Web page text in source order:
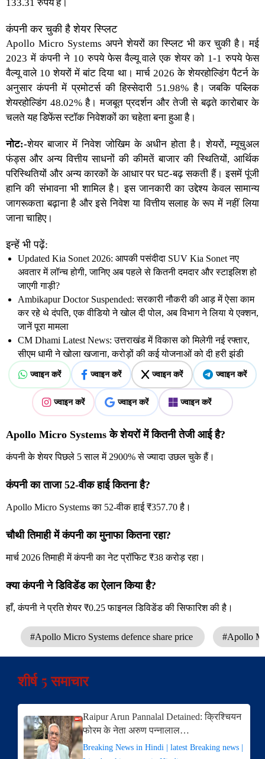
133.31 रुपये है।
कंपनी कर चुकी है शेयर स्प्लिट
Apollo Micro Systems अपने शेयरोंकास्प्लिट भी कर चुकी है। मई
2023 में कंपनी ने 10 रुपये फेस वैल्यू वाले एक शेयर को 1-1 रुपये फेस
वैल्यू वाले 10 शेयरों में बांट दिया था। मार्च 2026 के शेयरहोल्डिंग पैटर्न के
अनुसार कंपनी में प्रमोटर्स की हिस्सेदारी 51.98% है। जबकि पब्लिक
शेयरहोल्डिंग 48.02% है। मजबूत प्रदर्शन और तेजी से बढ़ते कारोबार के
चलते यहडिफेंस स्टॉकनिवेशकों का चहेता बना हुआ है।
नोट:-शेयर बाजारमें निवेश जोखिम के अधीन होता है। शेयरों, म्यूचुअल
फंड्स और अन्य वित्तीय साधनों की कीमतें बाजार की स्थितियों, आर्थिक
परिस्थितियों और अन्य कारकों के आधार पर घट-बढ़ सकती हैं। इसमें पूंजी
हानि की संभावना भी शामिल है। इस जानकारी का उद्देश्य केवल सामान्य
जागरूकता बढ़ाना है और इसे निवेश या वित्तीय सलाह के रूप में नहीं लिया
जाना चाहिए।
इन्हें भी पढ़ें:
Updated Kia Sonet 2026: आपकी पसंदीदा SUV Kia Sonet नए
अवतार में लॉन्च होगी, जानिए अब पहले से कितनी दमदार और स्टाइलिश हो
जाएगी गाड़ी?
Ambikapur Doctor Suspended: सरकारी नौकरी की आड़ में ऐसा काम
कर रहे थे दंपति, एक वीडियो ने खोल दी पोल, अब विभाग ने लिया ये एक्शन,
जानें पूरा मामला
CM Dhami Latest News: उत्तराखंड में विकास को मिलेगी नई रफ्तार,
सीएम धामी ने खोला खजाना, करोड़ों की कई योजनाओं को दी हरी झंडी
ज्वाइन करें ज्वाइन करें ज्वाइन करें ज्वाइन करें
ज्वाइन करें ज्वाइन करें ज्वाइन करें
Apollo Micro Systems के शेयरों में कितनी तेजी आई है?
कंपनी के शेयर पिछले 5 साल में 2900% से ज्यादा उछल चुके हैं।
कंपनी का ताजा 52-वीक हाई कितना है?
Apollo Micro Systems का 52-वीक हाई ₹357.70 है।
चौथी तिमाही में कंपनी का मुनाफा कितना रहा?
मार्च 2026 तिमाही में कंपनी का नेट प्रॉफिट ₹38 करोड़ रहा।
क्या कंपनी ने डिविडेंड का ऐलान किया है?
हाँ, कंपनी ने प्रति शेयर ₹0.25 फाइनल डिविडेंड की सिफारिश की है।
#Apollo Micro Systems defence share price #Apollo
शीर्ष 5 समाचार
Raipur Arun Pannalal Detained: क्रिश्चियन
फोरम के नेता अरुण पन्नालाल…
Breaking News in Hindi | latest Breaking news |